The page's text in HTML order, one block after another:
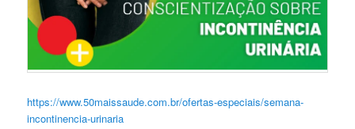
https://www.50maissaude.com.br/ofertas-especiais/semana-
incontinencia-urinaria